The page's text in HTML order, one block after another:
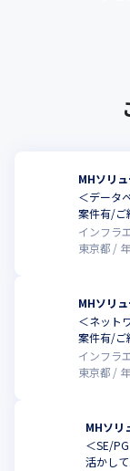
MHソリ
＜データ
案件有/ご
インフラ
東京都
MHソリ
＜ネット
案件有/ご
インフラ
東京都
MHソリ
＜SE/
活かし